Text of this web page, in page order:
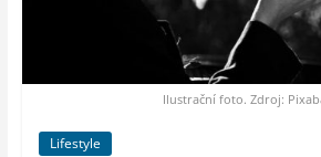
Ilustrační foto. Zdroj:
Lifestyle